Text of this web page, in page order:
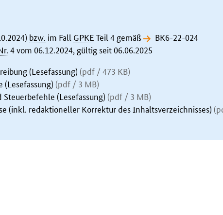
bzw. im Fall GPKETeil 4 gemäß
BK6-22-024
4 vom 06.12.2024, gültig seit 06.06.2025
(Lesefassung) (pdf / 473 KB)
(Lesefassung) (pdf / 3 MB)
(Lesefassung) (pdf / 3 MB)
(inkl. redaktioneller Korrektur des Inhaltsverzeichnisses)